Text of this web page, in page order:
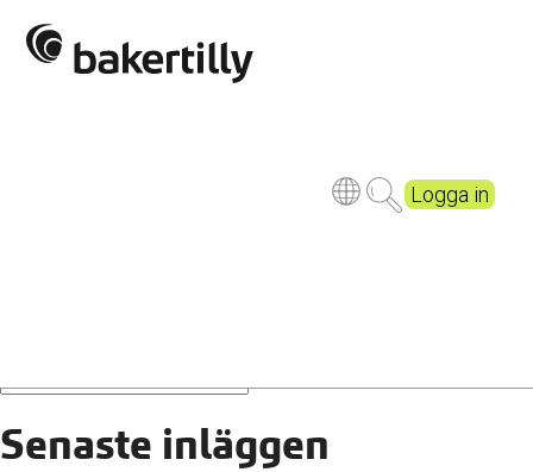
Logga in
saxin
Senaste inläggen